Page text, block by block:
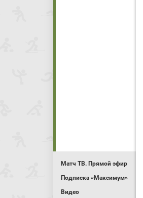
Матч ТВ. Прямой эфир
Подписка «Максимум»
Видео